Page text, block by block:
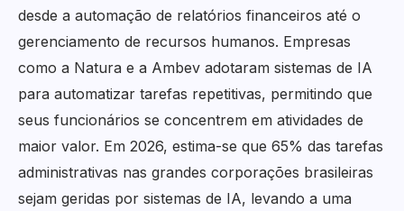
desde a automação de relatórios financeiros até o
gerenciamento de recursos humanos. Empresas
como a Natura e a Ambev adotaram sistemas de IA
para automatizar tarefas repetitivas, permitindo que
seus funcionários se concentrem em atividades de
maior valor. Em 2026, estima-se que 65% das tarefas
administrativas nas grandes corporações brasileiras
sejam geridas por sistemas de IA, levando a uma